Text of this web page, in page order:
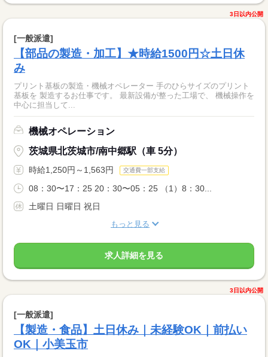
3日以内公開
[一般派遣]
【部品の製造・加工】★時給1500円☆土日休
み
プリント基板の製造・機械オペレーター 手のひらサイズのプリント
基板を 製造するお仕事です。 最新設備が整った工場で、 機械操作を
中心に担当して...
機械オペレーション
茨城県北茨城市/南中郷駅（車 5分）
時給1,250円～1,563円 交通費一部支給
08：30〜17：25 20：30〜05：25 （1）8：30...
土曜日 日曜日 祝日
もっと見る
求人詳細を見る
3日以内公開
[一般派遣]
【製造・食品】土日休み｜未経験OK｜前払い
OK｜小美玉市